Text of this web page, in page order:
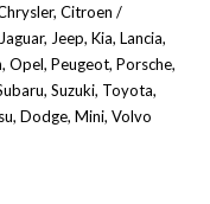
, Citroen /
Jaguar, Jeep, Kia, Lancia,
, Opel, Peugeot, Porsche,
, Suzuki, Toyota,
, Dodge, Mini, Volvo